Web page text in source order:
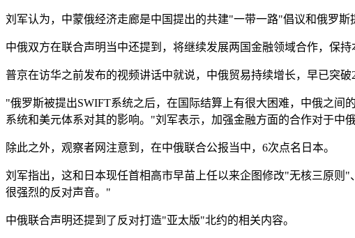
刘军认为，中蒙俄经济走廊是中国提出的共建"一带一路"倡议和俄罗
中俄双方在联合声明当中还提到，将继续发展两国金融领域合作，保
普京在访华之前发布的视频讲话中就说，中俄贸易持续增长，早已突破
"俄罗斯被提出SWIFT系统之后，在国际结算上有很大困难，中俄之
系统和美元体系对其的影响。"刘军表示，加强金融方面的合作对于中
除此之外，观察者网注意到，在中俄联合公报当中，6次点名日本。
刘军指出，这和日本现任首相高市早苗上任以来企图修改"无核三原
很强烈的反对声音。"
中俄联合声明还提到了反对打造"亚太版"北约的相关内容。